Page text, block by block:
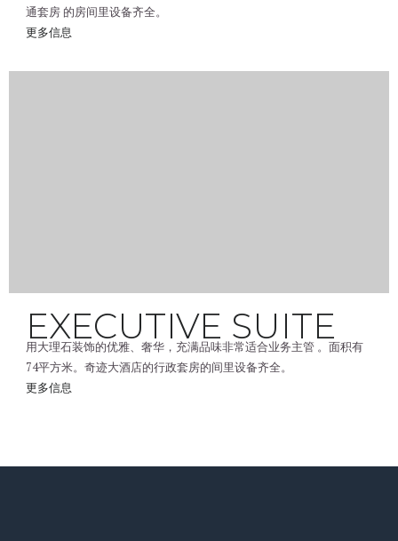
通套房 的房间里设备齐全。
更多信息
EXECUTIVE SUITE
用大理石装饰的优雅、奢华，充满品味非常适合业务主管 。面积有
74平方米。奇迹大酒店的行政套房的间里设备齐全。
更多信息